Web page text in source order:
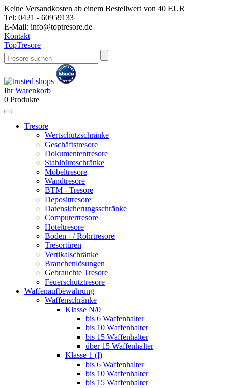
Keine Versandkosten ab einem Bestellwert von 40 EUR
Tel: 0421 - 60959133
E-Mail: info@toptresore.de
Kontakt
TopTresore
Ihr Warenkorb
0 Produkte
Tresore
Wertschutzschränke
Geschäftstresore
Dokumententresore
Stahlbüroschränke
Möbeltresore
Wandtresore
BTM - Tresore
Deposittresore
Datensicherungsschränke
Computertresore
Hoteltresore
Boden - / Rohrtresore
Tresortüren
Vertikalschränke
Branchenlösungen
Gebrauchte Tresore
Feuerschutztresore
Waffenaufbewahrung
Waffenschränke
Klasse N/0
bis 6 Waffenhalter
bis 10 Waffenhalter
bis 15 Waffenhalter
über 15 Waffenhalter
Klasse 1 (I)
bis 6 Waffenhalter
bis 10 Waffenhalter
bis 15 Waffenhalter